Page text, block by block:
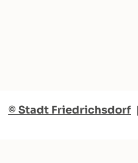
© Stadt Friedrichsdorf |